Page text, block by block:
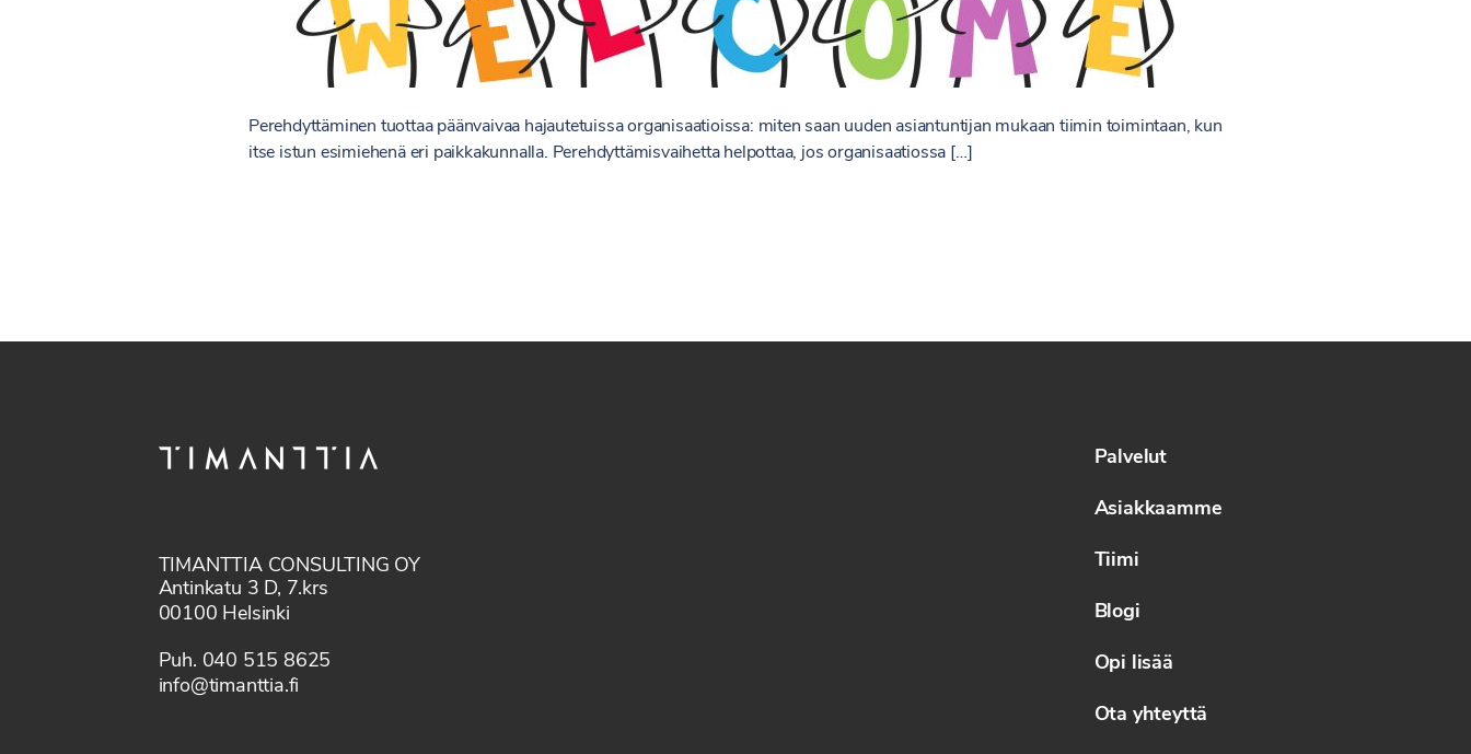
Perehdyttäminen tuottaa päänvaivaa hajautetuissa organisaatioissa: miten saan uuden asiantuntijan mukaan tiimin toimintaan, kun
itse istun esimiehenä eri paikkakunnalla. Perehdyttämisvaihetta helpottaa, jos organisaatiossa […]
TIMANTTIA CONSULTING OY
Antinkatu 3 D, 7.krs
00100 Helsinki
Puh. 040 515 8625
info@timanttia.fi
Palvelut
Asiakkaamme
Tiimi
Blogi
Opi lisää
Ota yhteyttä